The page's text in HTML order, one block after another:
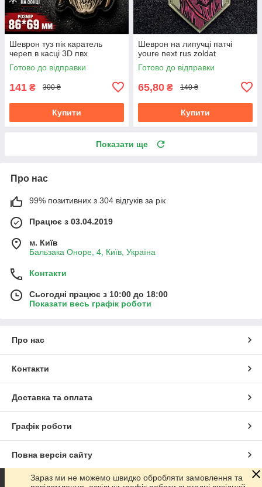
Шеврон туз пік каратель
череп в касці 3D пвх
Готово до відправки
141 ₴ 300 ₴
Купити
Шеврон на липучці патчі
youre next rus zoldat
Готово до відправки
65,80 ₴ 140 ₴
Купити
Показати ще
Про нас
99% позитивних з 304 відгуків за рік
Працює з 03.04.2019
м. Київ
Бальзака Оноре, 4, Київ, Україна
Контакти
Сьогодні працює з 10:00 до 18:00
Показати весь графік роботи
Про нас
Контакти
Доставка та оплата
Графік роботи
Повна версія сайту
Сайт створено на маркетплейсіProm.ua
Зараз ми не можемо швидко обробляти замовлення та